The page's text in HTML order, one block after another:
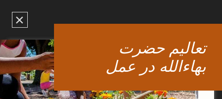
×
تعالیم حضرت
بهاءالله در عمل